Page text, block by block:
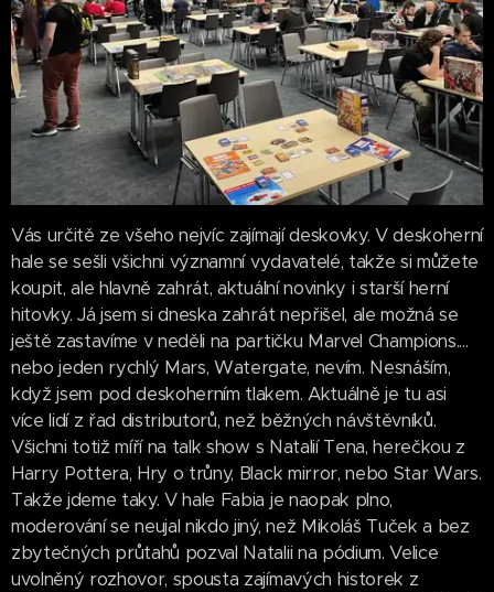
Vás určitě ze všeho nejvíc zajímají deskovky. V deskoherní
hale se sešli všichni významní vydavatelé, takže si můžete
koupit, ale hlavně zahrát, aktuální novinky i starší herní
hitovky. Já jsem si dneska zahrát nepřišel, ale možná se
ještě zastavíme v neděli na partičku Marvel Champions....
nebo jeden rychlý Mars, Watergate, nevím. Nesnáším,
když jsem pod deskoherním tlakem. Aktuálně je tu asi
více lidí z řad distributorů, než běžných návštěvníků.
Všichni totiž míří na talk show s Natalií Tena, herečkou z
Harry Pottera, Hry o trůny, Black mirror, nebo Star Wars.
Takže jdeme taky. V hale Fabia je naopak plno,
moderování se neujal nikdo jiný, než Mikoláš Tuček a bez
zbytečných průtahů pozval Natalii na pódium. Velice
uvolněný rozhovor, spousta zajímavých historek z